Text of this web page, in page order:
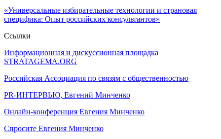
«Универсальные избирательные технологии и страновая
специфика: Опыт российских консультантов»
Ссылки
Информационная и дискуссионная площадка
STRATAGEMA.ORG
Российская Ассоциация по связям с общественностью
PR-ИНТЕРВЬЮ, Евгений Минченко
Онлайн-конференция Евгения Минченко
Спросите Евгения Минченко